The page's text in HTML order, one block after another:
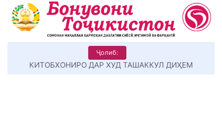
Ҷолиб:
КИТОБХОНИРО ДАР ХУД ТАШАККУЛ ДИҲЕМ